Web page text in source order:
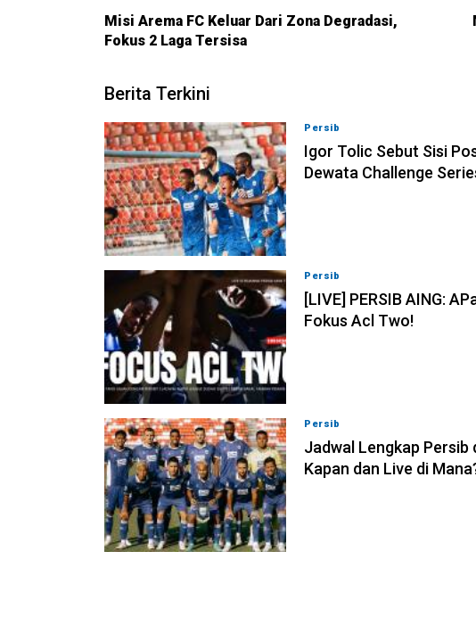
Misi Arema FC Keluar Dari Zona Degradasi,
Fokus 2 Laga Tersisa
Berita Terkini
Persib
Igor Tolic Sebut Sisi
Dewata Challenge
Persib
[LIVE] PERSIB AING:
Fokus Acl Two!
Persib
Jadwal Lengkap Persib
Kapan dan Live di